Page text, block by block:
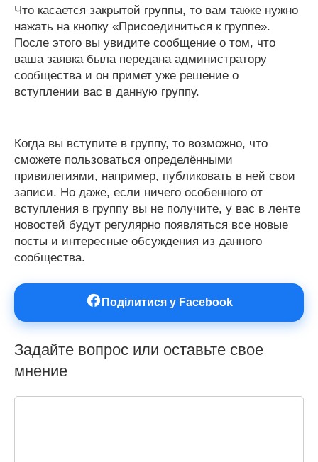
Что касается закрытой группы, то вам также нужно
нажать на кнопку «Присоединиться к группе».
После этого вы увидите сообщение о том, что
ваша заявка была передана администратору
сообщества и он примет уже решение о
вступлении вас в данную группу.
Когда вы вступите в группу, то возможно, что
сможете пользоваться определёнными
привилегиями, например, публиковать в ней свои
записи. Но даже, если ничего особенного от
вступления в группу вы не получите, у вас в ленте
новостей будут регулярно появляться все новые
посты и интересные обсуждения из данного
сообщества.
Поділитися у Facebook
Задайте вопрос или оставьте свое
мнение